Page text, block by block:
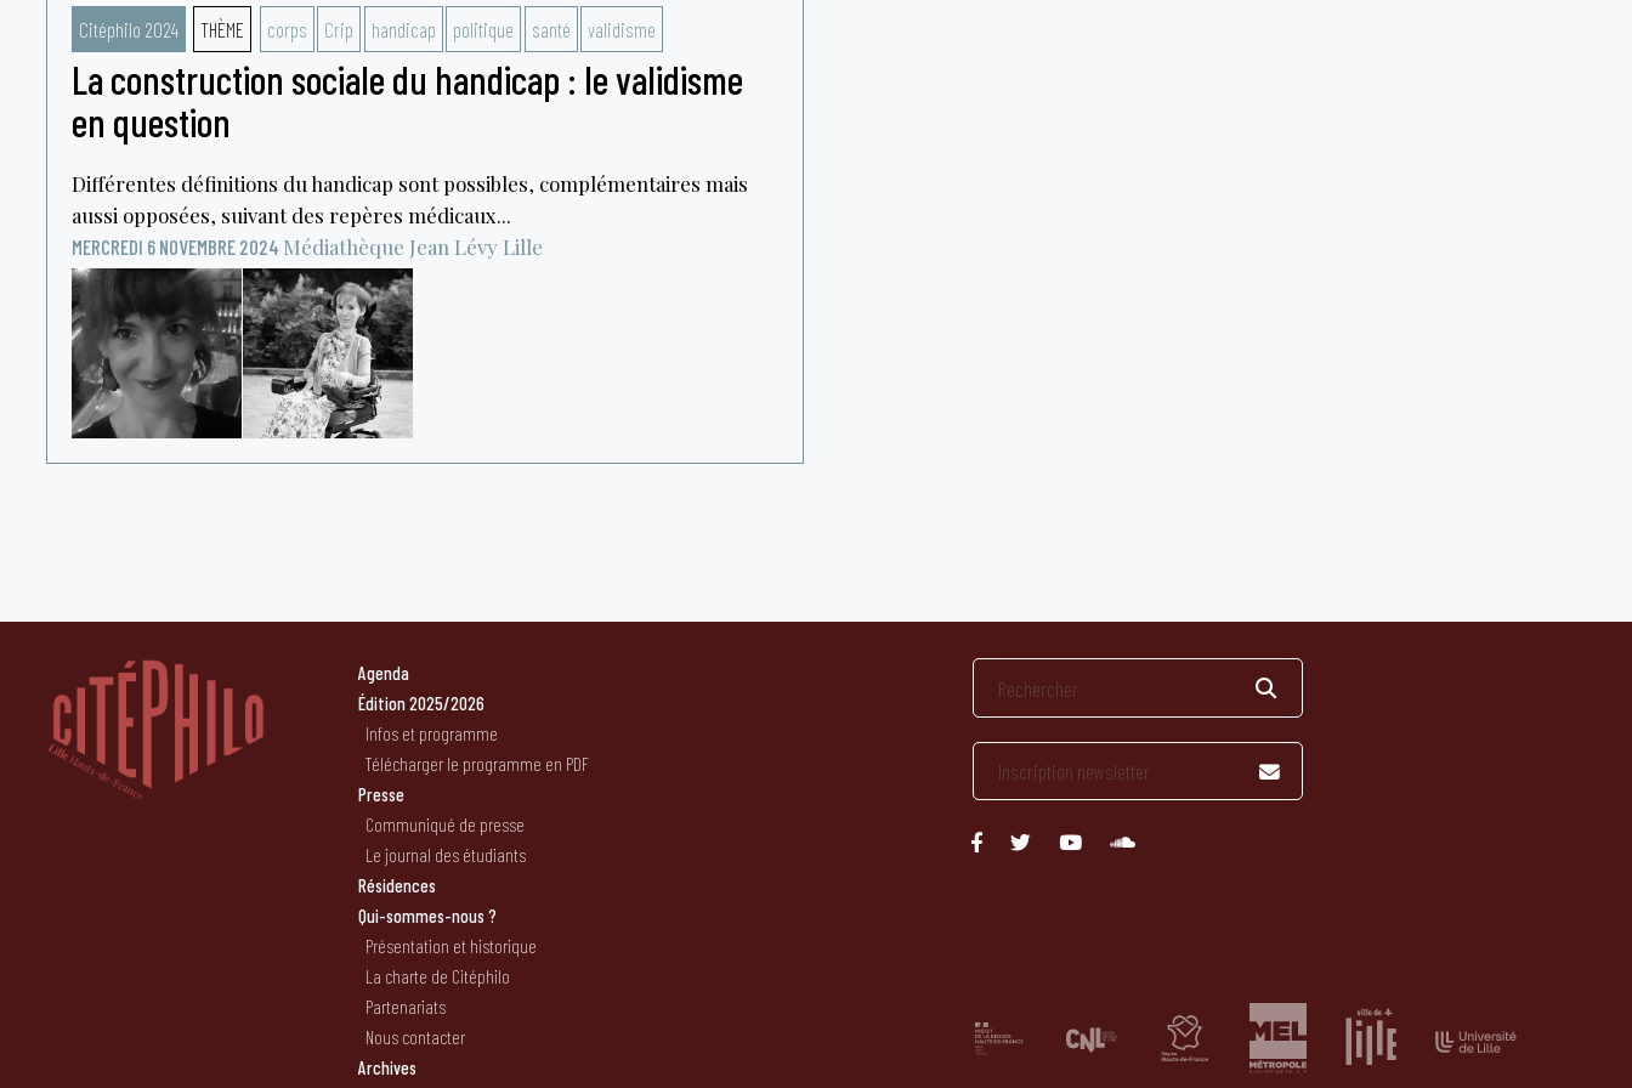
Citéphilo 2024 THÈME corps Crip handicap politique santé validisme
La construction sociale du handicap : le validisme
en question
Différentes définitions du handicap sont possibles, complémentaires mais
aussi opposées, suivant des repères médicaux...
MERCREDI 6 NOVEMBRE 2024 Médiathèque Jean Lévy Lille
Agenda
Édition 2025/2026
Infos et programme
Télécharger le programme en PDF
Presse
Communiqué de presse
Le journal des étudiants
Résidences
Qui-sommes-nous ?
Présentation et historique
La charte de Citéphilo
Partenariats
Nous contacter
Archives